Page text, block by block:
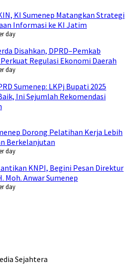
KI Sumenep Matangkan Strategi
Informasi ke KI Jatim
day
Disahkan, DPRD–Pemkab
Regulasi Ekonomi Daerah
day
Sumenep: LKPj Bupati 2025
Ini Sejumlah Rekomendasi
Dorong Pelatihan Kerja Lebih
Berkelanjutan
day
KNPI, Begini Pesan Direktur
Moh. Anwar Sumenep
day
Sejahtera